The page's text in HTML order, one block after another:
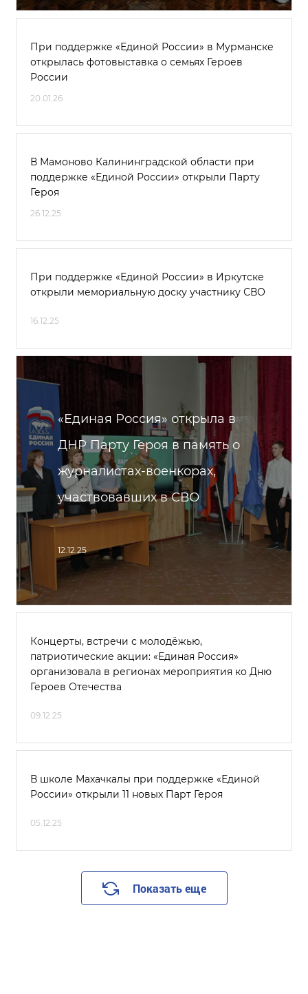
При поддержке «Единой России» в Мурманске
открылась фотовыставка о семьях Героев
России
20.01.26
В Мамоново Калининградской области при
поддержке «Единой России» открыли Парту
Героя
26.12.25
При поддержке «Единой России» в Иркутске
открыли мемориальную доску участнику СВО
16.12.25
«Единая Россия» открыла в
ДНР Парту Героя в память о
журналистах-военкорах,
участвовавших в СВО
12.12.25
Концерты, встречи с молодёжью,
патриотические акции: «Единая Россия»
организовала в регионах мероприятия ко Дню
Героев Отечества
09.12.25
В школе Махачкалы при поддержке «Единой
России» открыли 11 новых Парт Героя
05.12.25
Показать еще